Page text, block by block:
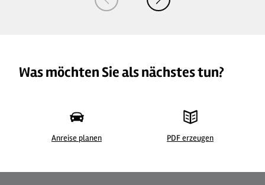
Was möchten Sie als nächstes tun?
Anreise planen PDF erzeugen